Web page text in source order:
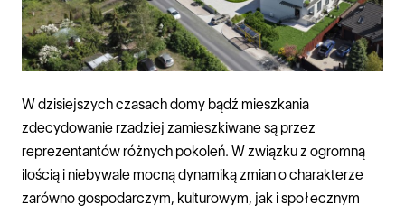
W dzisiejszych czasach domy bądź mieszkania
zdecydowanie rzadziej zamieszkiwane są przez
reprezentantów różnych pokoleń. W związku z ogromną
ilością i niebywale mocną dynamiką zmian o charakterze
zarówno gospodarczym, kulturowym, jak i społecznym